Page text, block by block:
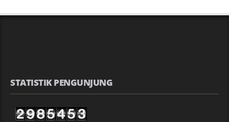
STATISTIK PENGUNJUNG